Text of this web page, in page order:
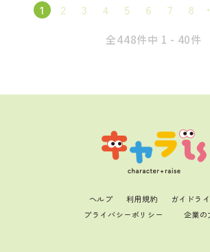
1 2 3 4 5 6 7 8
全448件中 1 - 40件
ヘルプ 利用規約
ガイドラ
プライバシーポリシー
企業の